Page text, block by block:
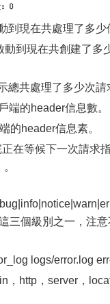
到現在共處理了多少
到現在共創建了多
總共處理了多少次請
端的header信息數。
的header信息素。
在等候下一次請求
三個級別之一，注
logs/error.log
，http，server，